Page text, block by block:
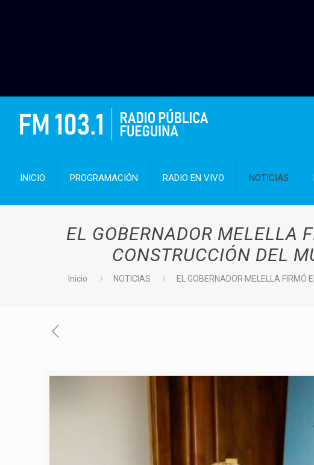
INICIO PROGRAMACIÓN RADIO EN VIVO NOTICIAS
EL GOBERNADOR MELELLA
CONSTRUCCIÓN DEL
Inicio NOTICIAS EL GOBERNADOR MELELLA FIRMÓ